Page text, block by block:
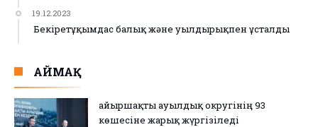
19.12.2023
Бекіретұқымдас балық және уылдырықпен ұсталды
АЙМАҚ
Қайыршақты ауылдық округінің 93
көшесіне жарық жүргізіледі